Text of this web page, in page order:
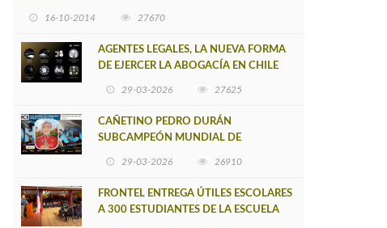
16-10-2014 27670
AGENTES LEGALES, LA NUEVA FORMA
DE EJERCER LA ABOGACÍA EN CHILE
29-03-2026 27625
CAÑETINO PEDRO DURÁN
SUBCAMPEÓN MUNDIAL DE
29-03-2026 26910
FRONTEL ENTREGA ÚTILES ESCOLARES
A 300 ESTUDIANTES DE LA ESCUELA